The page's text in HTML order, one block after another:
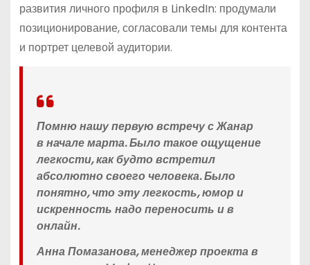
развития личного профиля в LinkedIn: продумали
позиционирование, согласовали темы для контента
и портрет целевой аудитории.
Помню нашу первую встречу с Жанар
в начале марта. Было такое ощущение
легкости, как будто встретил
абсолютно своего человека. Было
понятно, что эту легкость, юмор и
искренность надо переносить и в
онлайн.
Анна Помазанова, менеджер проекта в